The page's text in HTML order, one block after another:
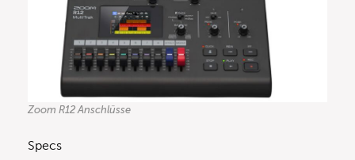
Zoom R12 Anschlüsse
Specs